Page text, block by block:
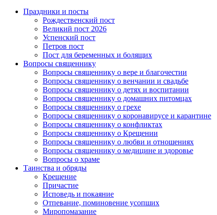
Праздники и посты
Рождественский пост
Великий пост 2026
Успенский пост
Петров пост
Пост для беременных и болящих
Вопросы священнику
Вопросы священнику о вере и благочестии
Вопросы священнику о венчании и свадьбе
Вопросы священнику о детях и воспитании
Вопросы священнику о домашних питомцах
Вопросы священнику о грехе
Вопросы священнику о коронавирусе и карантине
Вопросы священнику о конфликтах
Вопросы священнику о Крещении
Вопросы священнику о любви и отношениях
Вопросы священнику о медицине и здоровье
Вопросы о храме
Таинства и обряды
Крещение
Причастие
Исповедь и покаяние
Отпевание, поминовение усопших
Миропомазание